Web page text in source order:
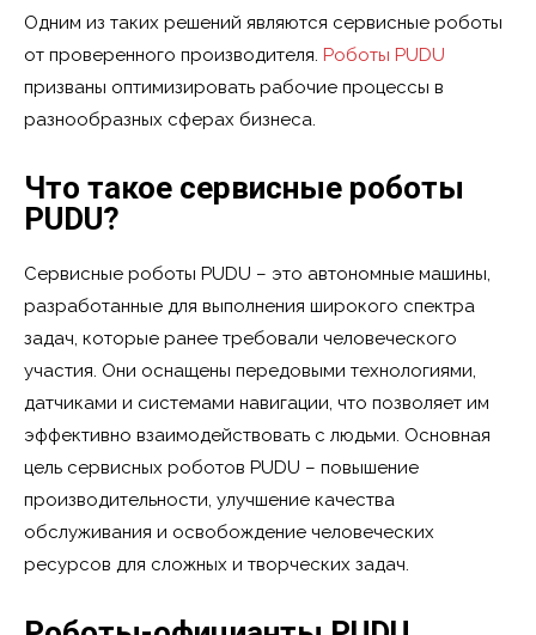
Одним из таких решений являются сервисные роботы
от проверенного производителя. Роботы PUDU
призваны оптимизировать рабочие процессы в
разнообразных сферах бизнеса.
Что такое сервисные роботы
PUDU?
Сервисные роботы PUDU – это автономные машины,
разработанные для выполнения широкого спектра
задач, которые ранее требовали человеческого
участия. Они оснащены передовыми технологиями,
датчиками и системами навигации, что позволяет им
эффективно взаимодействовать с людьми. Основная
цель сервисных роботов PUDU – повышение
производительности, улучшение качества
обслуживания и освобождение человеческих
ресурсов для сложных и творческих задач.